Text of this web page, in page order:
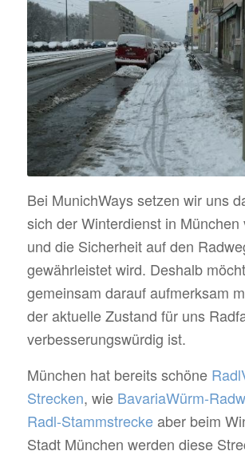
Bei MunichWays setzen wir uns
sich der Winterdienst in München
und die Sicherheit auf den
gewährleistet wird. Deshalb
gemeinsam darauf aufmerksam
der aktuelle Zustand für uns
verbesserungswürdig ist.
München hat bereits schöne
Strecken, wie BavariaWürm-
Radl-Stammstreckeaber beim
Stadt München werden diese